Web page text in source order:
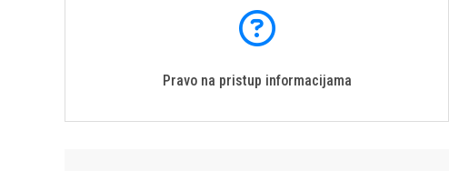
Pravo na pristup informacijama